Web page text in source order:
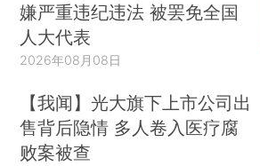
嫌严重违纪违法 被罢免全国
人大代表
2026年08月08日
【我闻】光大旗下上市公司出
售背后隐情 多人卷入医疗腐
败案被查